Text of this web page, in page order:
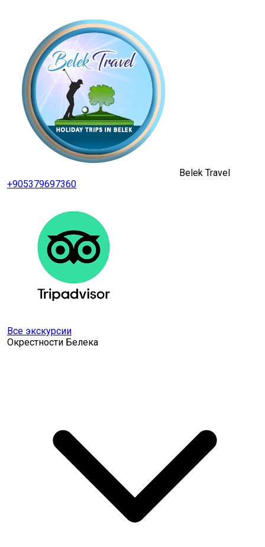
Belek Travel
+905379697360
Все экскурсии
Окрестности Белека